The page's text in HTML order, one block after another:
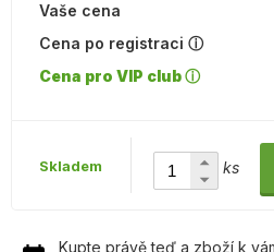
Vaše cena
Cena po registraci ⓘ
Cena pro VIP club ⓘ
Skladem ks
Kupte právě teď a zboží k